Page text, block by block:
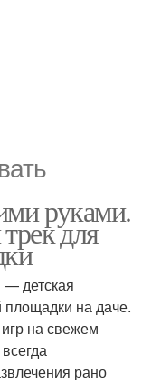
руками.
для
детская
площадки на даче.
на свежем
рано